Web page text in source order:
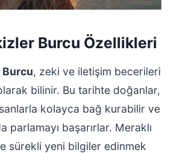
Burcu Özellikleri
, zeki ve iletişim becerileri
bilinir. Bu tarihte doğanlar,
kolayca bağ kurabilir ve
parlamayı başarırlar. Meraklı
sürekli yeni bilgiler edinmek